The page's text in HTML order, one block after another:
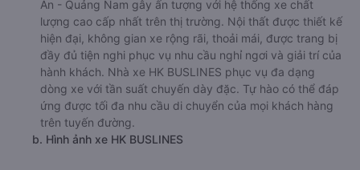
An - Quảng Nam gây ấn tượng với hệ thống xe chất
lượng cao cấp nhất trên thị trường. Nội thất được thiết kế
hiện đại, không gian xe rộng rãi, thoải mái, được trang bị
đầy đủ tiện nghi phục vụ nhu cầu nghỉ ngơi và giải trí của
hành khách. Nhà xe HK BUSLINES phục vụ đa dạng
dòng xe với tần suất chuyến dày đặc. Tự hào có thể đáp
ứng được tối đa nhu cầu di chuyển của mọi khách hàng
trên tuyến đường.
b. Hình ảnh xe HK BUSLINES